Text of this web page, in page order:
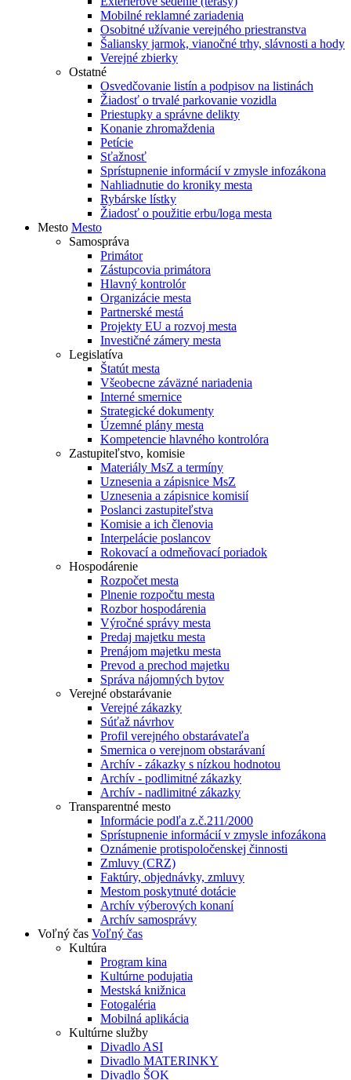
Mobilné reklamné zariadenia
Osobitné užívanie verejného priestranstva
Šaliansky jarmok, vianočné trhy, slávnosti a hody
Verejné zbierky
Ostatné
Osvedčovanie listín a podpisov na listinách
Žiadosť o trvalé parkovanie vozidla
Priestupky a správne delikty
Konanie zhromaždenia
Petície
Sťažnosť
Sprístupnenie informácií v zmysle infozákona
Nahliadnutie do kroniky mesta
Rybárske lístky
Žiadosť o použitie erbu/loga mesta
Mesto Mesto
Samospráva
Primátor
Zástupcovia primátora
Hlavný kontrolór
Organizácie mesta
Partnerské mestá
Projekty EU a rozvoj mesta
Investičné zámery mesta
Legislatíva
Štatút mesta
Všeobecne záväzné nariadenia
Interné smernice
Strategické dokumenty
Územné plány mesta
Kompetencie hlavného kontrolóra
Zastupiteľstvo, komisie
Materiály MsZ a termíny
Uznesenia a zápisnice MsZ
Uznesenia a zápisnice komisií
Poslanci zastupiteľstva
Komisie a ich členovia
Interpelácie poslancov
Rokovací a odmeňovací poriadok
Hospodárenie
Rozpočet mesta
Plnenie rozpočtu mesta
Rozbor hospodárenia
Výročné správy mesta
Predaj majetku mesta
Prenájom majetku mesta
Prevod a prechod majetku
Správa nájomných bytov
Verejné obstarávanie
Verejné zákazky
Súťaž návrhov
Profil verejného obstarávateľa
Smernica o verejnom obstarávaní
Archív - zákazky s nízkou hodnotou
Archív - podlimitné zákazky
Archív - nadlimitné zákazky
Transparentné mesto
Informácie podľa z.č.211/2000
Sprístupnenie informácií v zmysle infozákona
Oznámenie protispoločenskej činnosti
Zmluvy (CRZ)
Faktúry, objednávky, zmluvy
Mestom poskytnuté dotácie
Archív výberových konaní
Archív samosprávy
Voľný čas Voľný čas
Kultúra
Program kina
Kultúrne podujatia
Mestská knižnica
Fotogaléria
Mobilná aplikácia
Kultúrne služby
Divadlo ASI
Divadlo MATERINKY
Divadlo ŠOK